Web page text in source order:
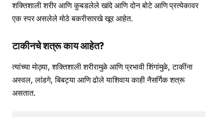
शक्तिशाली शरीर आणि कुबडलेले खांदे आणि दोन बोटे आणि प्रत्येकावर
एक स्पर असलेले मोठे बकरीसारखे खूर आहेत.
टाकीनचे शत्रू काय आहेत?
त्यांच्या मोठ्या, शक्तिशाली शरीरामुळे आणि प्रभावी शिंगांमुळे, टाकींना
अस्वल, लांडगे, बिबट्या आणि ढोले याशिवाय काही नैसर्गिक शत्रू
असतात.